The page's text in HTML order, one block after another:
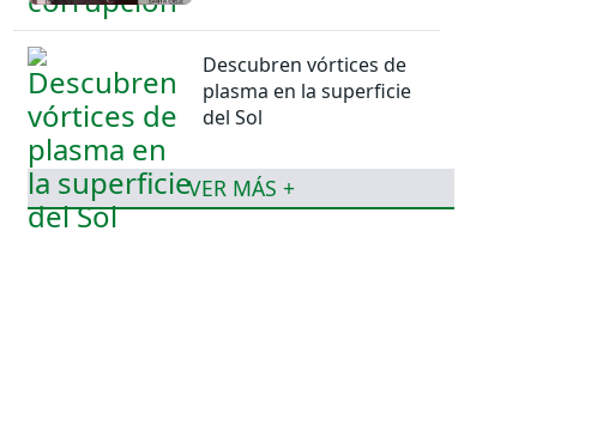
Descubren vórtices de
plasma en la superficie
del Sol
VER MÁS +